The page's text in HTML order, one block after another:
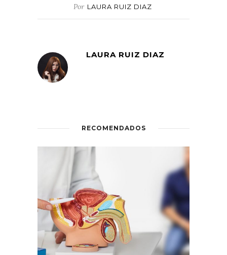
Por LAURA RUIZ DIAZ
LAURA RUIZ DIAZ
RECOMENDADOS